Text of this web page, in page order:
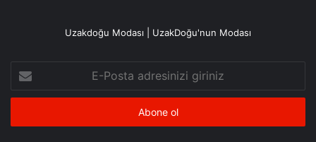
Uzakdoğu Modası | UzakDoğu'nun Modası
Posta
adresinizi